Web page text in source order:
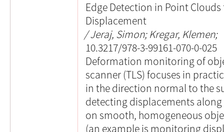
Edge Detection in Point
Displacement
Jeraj, Simon; Kregar, Klemen;
10.3217/978-3-99161-070-0-025
Deformation monitoring of
scanner (TLS) focuses in
in the direction normal to the
detecting displacements
on smooth, homogeneous
(an example is monitoring